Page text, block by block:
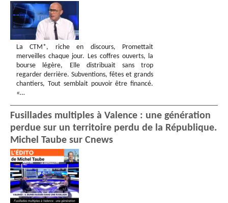
La CTM*, riche en discours, Promettait
merveilles chaque jour. Les coffres ouverts, la
bourse légère, Elle distribuait sans trop
regarder derrière. Subventions, fêtes et grands
chantiers, Tout semblait pouvoir être financé.
«…
Fusillades multiples à Valence : une génération
perdue sur un territoire perdu de la République.
Michel Taube sur Cnews